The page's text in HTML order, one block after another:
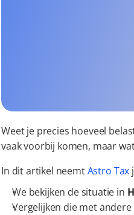
Weet je precies hoeveel
vaak voorbij komen, maar
In dit artikel neemt Astro Tax
We bekijken de situatie in
Vergelijken die met